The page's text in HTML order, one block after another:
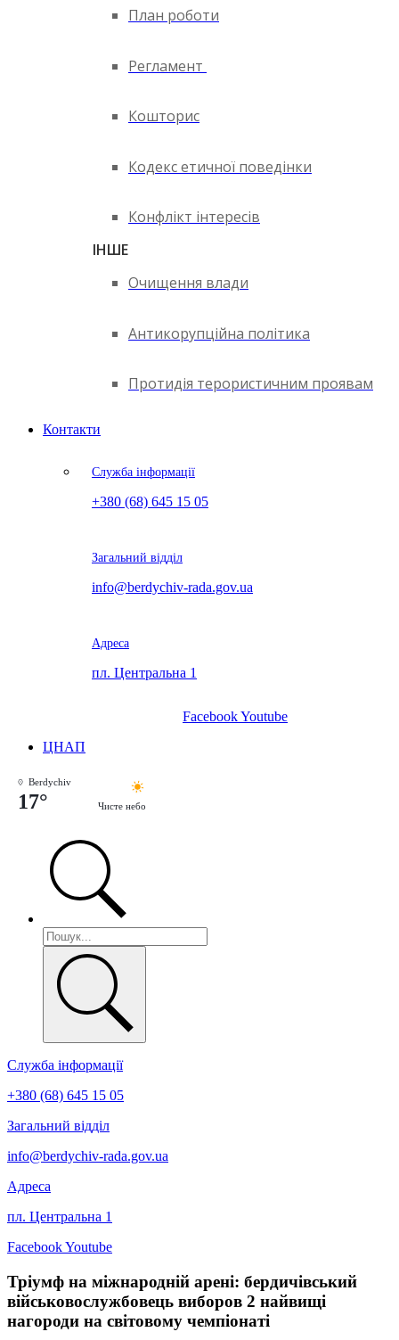
План роботи
Регламент
Кошторис
Кодекс етичної поведінки
Конфлікт інтересів
ІНШЕ
Очищення влади
Антикорупційна політика
Протидія терористичним проявам
Контакти
Служба інформації
+380 (68) 645 15 05
Загальний відділ
info@berdychiv-rada.gov.ua
Адреса
пл. Центральна 1
FacebookYoutube
ЦНАП
Berdychiv
17° Чисте небо
Служба інформації
+380 (68) 645 15 05
Загальний відділ
info@berdychiv-rada.gov.ua
Адреса
пл. Центральна 1
FacebookYoutube
Тріумф на міжнародній арені: бердичівський
військовослужбовець виборов 2 найвищі
нагороди на світовому чемпіонаті